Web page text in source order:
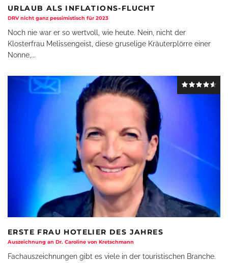
URLAUB ALS INFLATIONS-FLUCHT
DRV nicht ganz pessimistisch für 2023
Noch nie war er so wertvoll, wie heute. Nein, nicht der
Klosterfrau Melissengeist, diese gruselige Kräuterplörre einer
Nonne, ...
ERSTE FRAU HOTELIER DES JAHRES
Auszeichnung an Dr. Caroline von Kretschmann
Fachauszeichnungen gibt es viele in der touristischen Branche.